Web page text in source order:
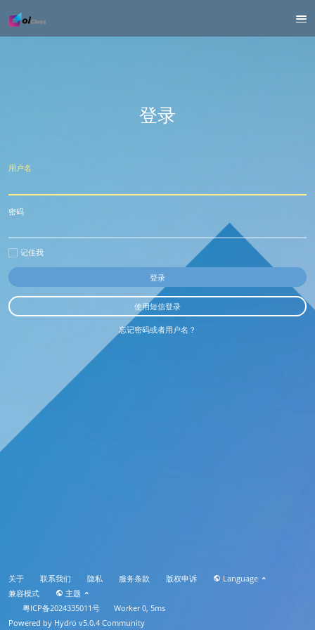
登录
用户名
密码
记住我
使用短信登录
忘记密码或者用户名？
关于 联系我们 隐私 服务条款 版权申诉
Language
兼容模式
主题
粤ICP备2024335011号
Worker 0, 5ms
Powered by Hydro v5.0.4 Community